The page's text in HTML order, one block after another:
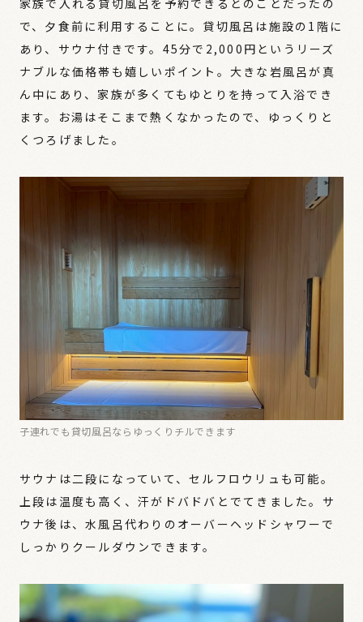
で、夕食前に利用することに。貸切風呂は施設の1階に
あり、サウナ付きです。45分で2,000円というリーズ
ナブルな価格帯も嬉しいポイント。大きな岩風呂が真
ん中にあり、家族が多くてもゆとりを持って入浴でき
ます。お湯はそこまで熱くなかったので、ゆっくりと
くつろげました。
子連れでも貸切風呂ならゆっくりチルできます
サウナは二段になっていて、セルフロウリュも可能。
上段は温度も高く、汗がドバドバとでてきました。サ
ウナ後は、水風呂代わりのオーバーヘッドシャワーで
しっかりクールダウンできます。